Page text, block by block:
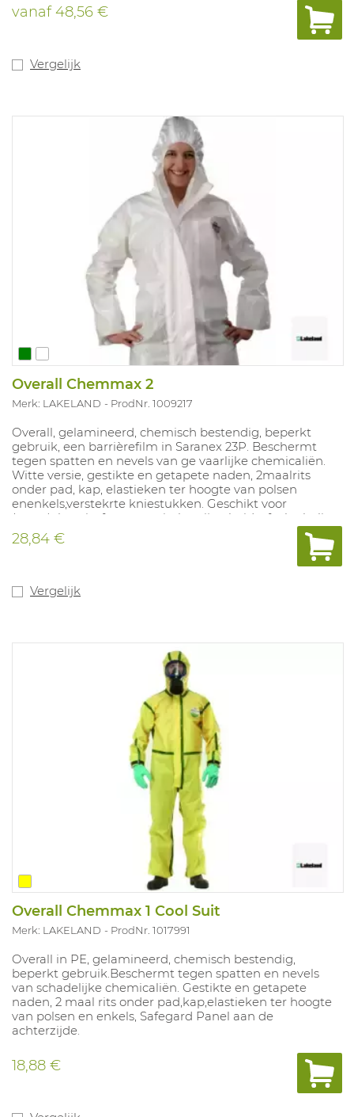
chemicaliën, sterk geconcentreerde anorganische
chemicaliën en biologische gevaren. Antistatische
vanaf48,56 €
Vergelijk
Overall Chemmax 2
Merk: LAKELAND ProdNr. 1009217
Overall, gelamineerd, chemisch bestendig, beperkt
gebruik, een barrièrefilm in Saranex 23P. Beschermt
tegen spatten en nevels van ge vaarlijke chemicaliën.
Witte versie, gestikte en getapete naden, 2maalrits
onder pad, kap, elastieken ter hoogte van polsen
enenkels,verstekrte kniestukken. Geschikt voor
(petro)chemie, farmaceutische nijverheid, afvalophaling
en - verwerking, reinigen van tanks, interventiediensten,
alle activiteiten waar contaminatiegevaar bestaat door
(type 3), EN 1149-1, Type 6-5-4-3.
28,84 €
Vergelijk
Overall Chemmax 1 Cool Suit
Merk: LAKELAND ProdNr. 1017991
Overall in PE, gelamineerd, chemisch bestendig,
beperkt gebruik.Beschermt tegen spatten en nevels
van schadelijke chemicaliën. Gestikte en getapete
naden, 2 maal rits onder pad,kap,elastieken ter hoogte
van polsen en enkels, Safegard Panel aan de
achterzijde.
18,88 €